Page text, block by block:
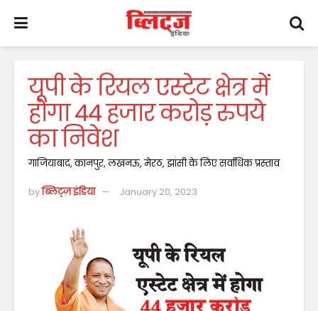
यूपी के रियल एस्टेट क्षेत्र में
होगा 44 हजार करोड़ रुपये
का निवेश
गाजियाबाद, कानपुर, लखनऊ, मेरठ, झांसी के लिए सर्वाधिक प्रस्ताव
byब्लिट्ज़ इंडिया January 20, 2023